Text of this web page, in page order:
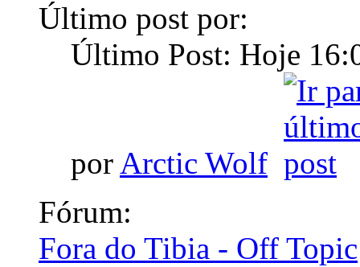
Último post por:
Último Post: Hoje
por Arctic Wolf
Fórum:
Fora do Tibia - Off Topic